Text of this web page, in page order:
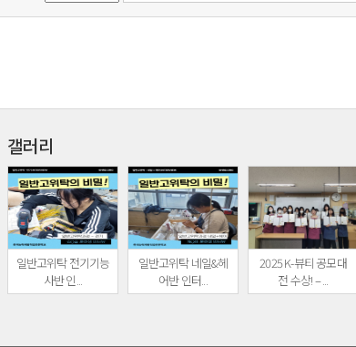
갤러리
일반고위탁 전기기능
사반 인...
일반고위탁 네일&헤
어반 인터...
2025 K-뷰티 공모대
전 수상! – ...